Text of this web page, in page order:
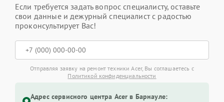
Если требуется задать вопрос специалисту, оставьте
свои данные и дежурный специалист с радостью
проконсультирует Вас!
Отправляя заявку на ремонт техники Acer, Вы соглашаетесь с
Политикой конфиденциальности
Адрес сервисного центра Acer в Барнауле: